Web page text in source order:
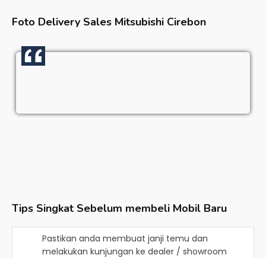
Foto Delivery Sales Mitsubishi Cirebon
Tips Singkat Sebelum membeli Mobil Baru
Pastikan anda membuat janji temu dan
melakukan kunjungan ke dealer / showroom